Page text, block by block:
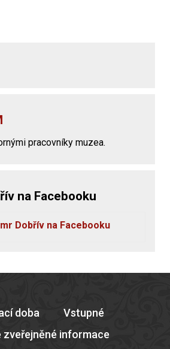
pracovníky muzea.
na Facebooku
Dobřív na Facebooku
doba
Vstupné
zveřejněné informace